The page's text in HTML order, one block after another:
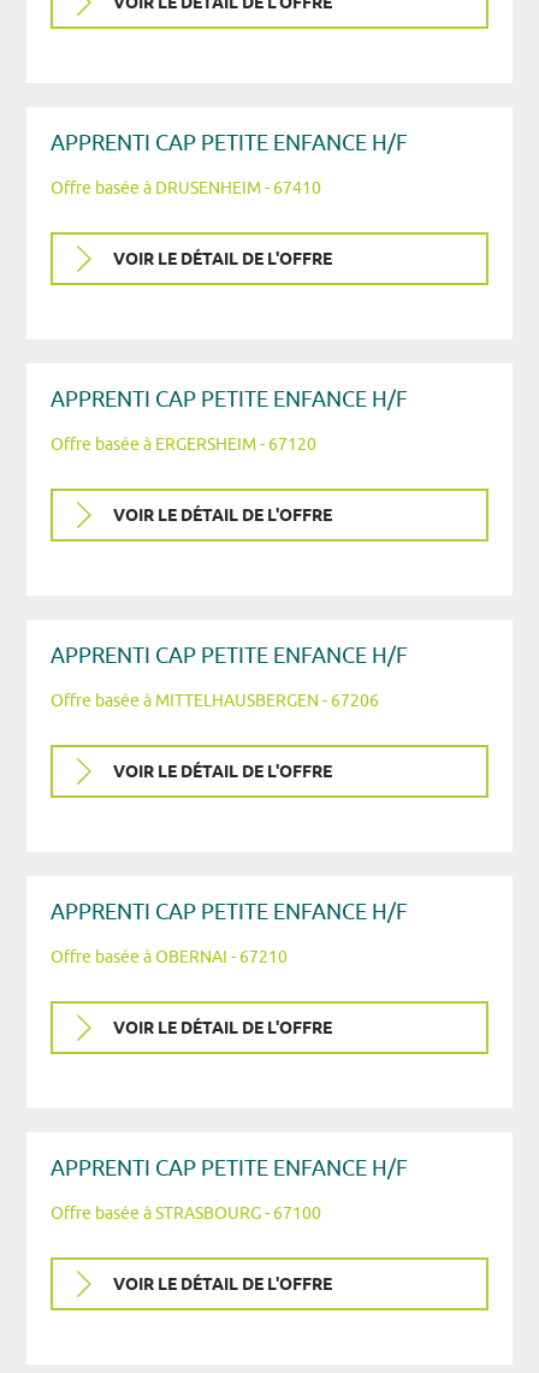
APPRENTI CAP PETITE ENFANCE H/F
Offre basée à DRUSENHEIM - 67410
VOIR LE DÉTAIL DE L'OFFRE
APPRENTI CAP PETITE ENFANCE H/F
Offre basée à ERGERSHEIM - 67120
VOIR LE DÉTAIL DE L'OFFRE
APPRENTI CAP PETITE ENFANCE H/F
Offre basée à MITTELHAUSBERGEN - 67206
VOIR LE DÉTAIL DE L'OFFRE
APPRENTI CAP PETITE ENFANCE H/F
Offre basée à OBERNAI - 67210
VOIR LE DÉTAIL DE L'OFFRE
APPRENTI CAP PETITE ENFANCE H/F
Offre basée à STRASBOURG - 67100
VOIR LE DÉTAIL DE L'OFFRE